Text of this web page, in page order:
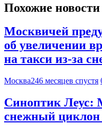
Похожие новости
Москвичей
об увеличении
на такси из-за
Москва246 месяцев спустя
Синоптик Леус:
снежный циклон